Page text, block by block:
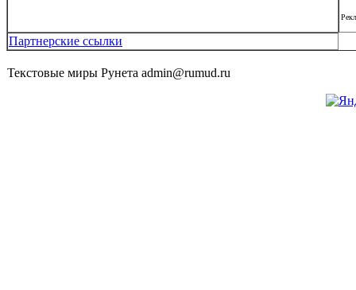
Партнерские ссылки
Текстовые миры Рунета admin@rumud.ru